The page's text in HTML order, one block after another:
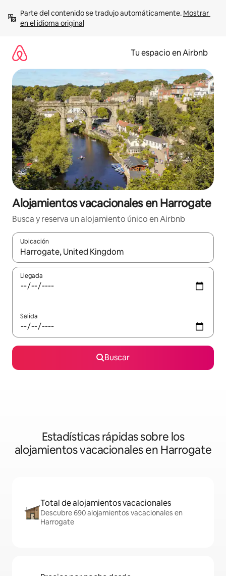
contenido
Parte del contenido se tradujo automáticamente. Mostrar
en el idioma original
Tu espacio en Airbnb
Alojamientos vacacionales en Harrogate
Busca y reserva un alojamiento único en Airbnb
Ubicación
Cuando los resultados estén disponibles, podrás navegar
Llegada
Salida
Buscar
Estadísticas rápidas sobre los
alojamientos vacacionales en Harrogate
Total de alojamientos vacacionales
Descubre 690 alojamientos vacacionales en
Harrogate